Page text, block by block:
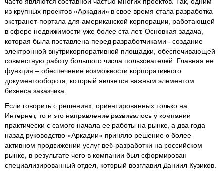
из крупных проектов «Аркадии» в свое время стала разработка
экстранет-портала для американской корпорации, работающей
в сфере недвижимости уже более ста лет. Основная задача,
которая была поставлена перед разработчиками - создание
электронной внутрикорпоративной площадки, обеспечивающей
совместную работу большого числа пользователей. Главная ее
функция – обеспечение возможности корпоративного
документооборота, который является важным элементом
бизнеса заказчика.
Если говорить о решениях, ориентированных только на
Интернет, то и это направление развивалось у компании
практически с самого начала ее работы на рынке, а два года
назад руководство «Аркадии» приняло решение о более
активном продвижении услуг веб-разработки на российском
рынке, в результате чего в компании был сформирован
специализированный отдел, который возглавил Даниил Кузиков.